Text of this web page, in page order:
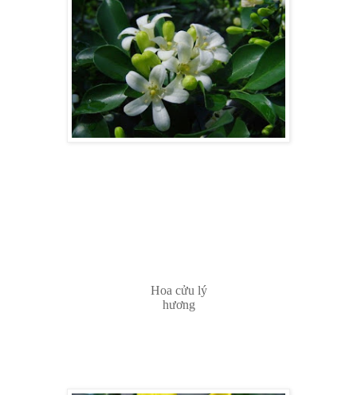
Hoa cửu lý
hương